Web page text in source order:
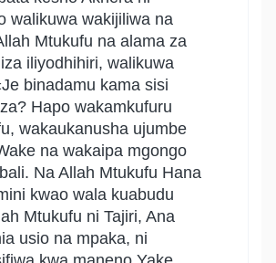
walikuwa wakijiliwa na
Mtukufu na alama za
iliyodhihiri, walikuwa
binadamu kama sisi
Hapo wakamkufuru
wakaukanusha ujumbe
na wakaipa mgongo
Na Allah Mtukufu Hana
kwao wala kuabudu
Mtukufu ni Tajiri, Ana
usio na mpaka, ni